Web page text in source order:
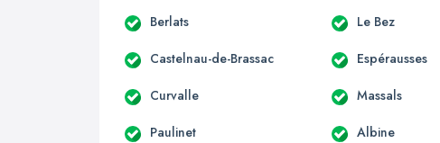
Berlats Le Bez
Castelnau-de-Brassac Espérausses
Curvalle Massals
Paulinet Albine